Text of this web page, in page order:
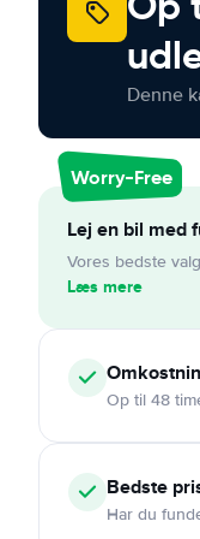
Denne
Worry-Free
Lej en bil med
Vores bedste
Læs mere
Op til 48
Bedste
Har du